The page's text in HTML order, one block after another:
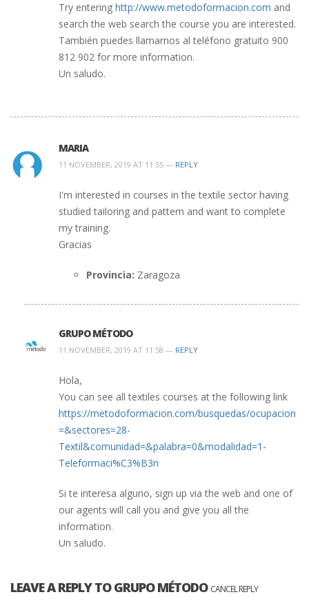
Try entering http://www.metodoformacion.com and
search the web search the course you are interested.
También puedes llamarnos al teléfono gratuito 900
812 902 for more information.
Un saludo.
MARIA
11 NOVEMBER, 2019 AT 11:55 — REPLY
I'm interested in courses in the textile sector having
studied tailoring and pattern and want to complete
my training.
Gracias
Provincia: Zaragoza
GRUPO MÉTODO
11 NOVEMBER, 2019 AT 11:58 — REPLY
Hola,
You can see all textiles courses at the following link
https://metodoformacion.com/busquedas/ocupacion
=&sectores=28-
Textil&comunidad=&palabra=0&modalidad=1-
Teleformaci%C3%B3n
Si te interesa alguno, sign up via the web and one of
our agents will call you and give you all the
information.
Un saludo.
LEAVE A REPLY TOGRUPO MÉTODO CANCEL REPLY